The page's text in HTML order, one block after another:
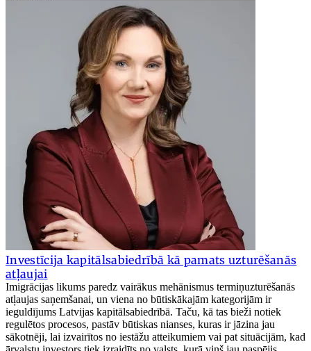
Investīcija kapitālsabiedrībā kā pamats uzturēšanās
atļaujai
Imigrācijas likums paredz vairākus mehānismus termiņuzturēšanās
atļaujas saņemšanai, un viena no būtiskākajām kategorijām ir
ieguldījums Latvijas kapitālsabiedrībā. Taču, kā tas bieži notiek
regulētos procesos, pastāv būtiskas nianses, kuras ir jāzina jau
sākotnēji, lai izvairītos no iestāžu atteikumiem vai pat situācijām, kad